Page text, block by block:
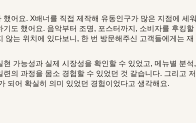
어요. X배너를 직접 제작해 유동인구가 많은 지점에 세워
도 했어요. 음악부터 조명, 포스터까지, 소비자를 후킹할
않는 위치에 있다보니, 한 번 방문해주신 고객들에게는 재
가능성과 실제 시장성을 확인할 수 있었고, 메뉴별 분석,
의 과정을 몸소 경험할 수 있었던 것 같습니다. 그리고 저
되어 확실히 의미 있었던 경험이었다고 생각해요.